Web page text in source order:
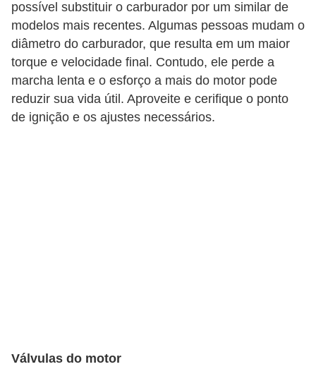
possível substituir o carburador por um similar de
modelos mais recentes. Algumas pessoas mudam o
diâmetro do carburador, que resulta em um maior
torque e velocidade final. Contudo, ele perde a
marcha lenta e o esforço a mais do motor pode
reduzir sua vida útil. Aproveite e cerifique o ponto
de ignição e os ajustes necessários.
Válvulas do motor
t
o
o
t
i
a